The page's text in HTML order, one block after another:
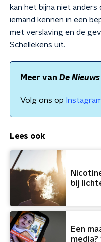
kan het bijna niet
iemand kennen in een
met verslaving en de
Schellekens uit.
Meer van De
Volg ons op
Lees ook
bij
Een